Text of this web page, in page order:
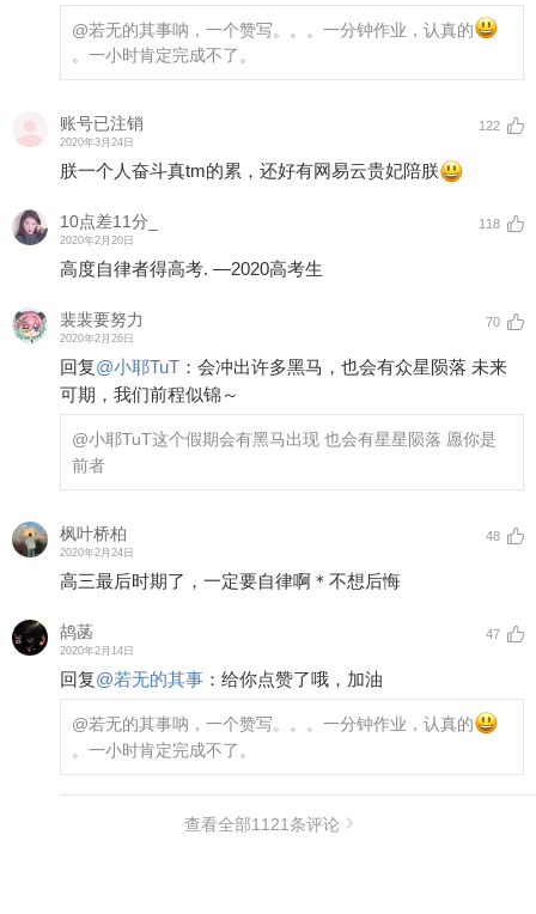
@若无的其事呐，一个赞写。。。一分钟作业，认真的
。一小时肯定完成不了。
账号已注销
2020年3月24日
122
朕一个人奋斗真tm的累，还好有网易云贵妃陪朕
10点差11分_
2020年2月20日
118
高度自律者得高考. —2020高考生
裴裴要努力
2020年2月26日
70
回复@小耶TuT ： 会冲出许多黑马，也会有众星陨落 未来
可期，我们前程似锦～
@小耶TuT这个假期会有黑马出现 也会有星星陨落 愿你是
前者
枫叶桥柏
2020年2月24日
48
高三最后时期了，一定要自律啊＊不想后悔
鸪菡
2020年2月14日
47
回复@若无的其事 ： 给你点赞了哦，加油
@若无的其事呐，一个赞写。。。一分钟作业，认真的
。一小时肯定完成不了。
查看全部1121 条评论